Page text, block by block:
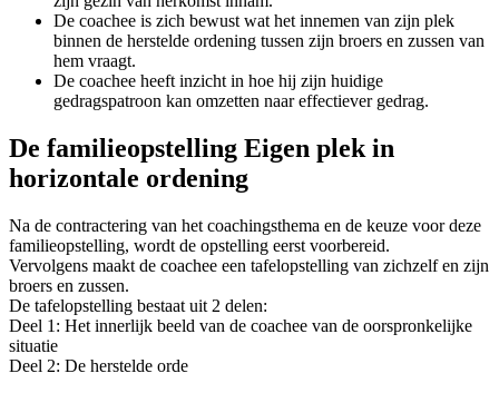
De coachee is zich bewust wat het innemen van zijn plek
binnen de herstelde ordening tussen zijn broers en zussen van
hem vraagt.
De coachee heeft inzicht in hoe hij zijn huidige
gedragspatroon kan omzetten naar effectiever gedrag.
De familieopstelling Eigen plek in
horizontale ordening
Na de contractering van het coachingsthema en de keuze voor deze
familieopstelling, wordt de opstelling eerst voorbereid.
Vervolgens maakt de coachee een tafelopstelling van zichzelf en zijn
broers en zussen.
De tafelopstelling bestaat uit 2 delen:
Deel 1: Het innerlijk beeld van de coachee van de oorspronkelijke
situatie
Deel 2: De herstelde orde